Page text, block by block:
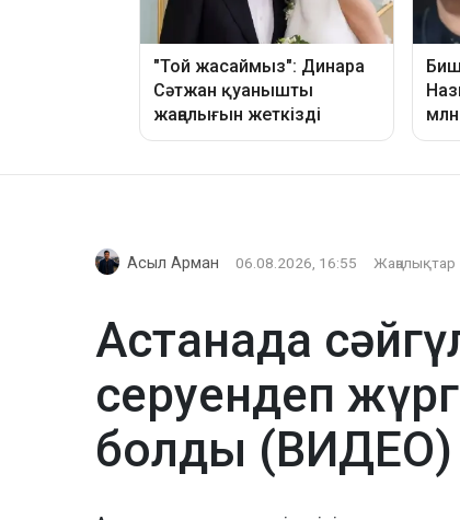
Асыл Арман 06.08.2026, 16:55 Жаңалықтар
Астанада
серуендеп
болды (ВИДЕО)